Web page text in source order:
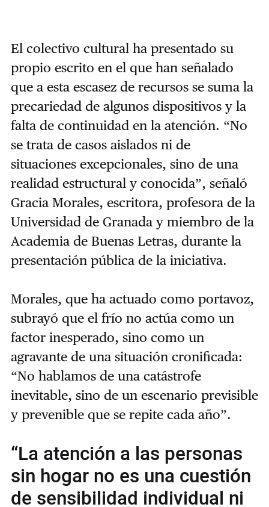
El colectivo cultural ha presentado su
propio escrito en el que han señalado
que a esta escasez de recursos se suma la
precariedad de algunos dispositivos y la
falta de continuidad en la atención. “No
se trata de casos aislados ni de
situaciones excepcionales, sino de una
realidad estructural y conocida”, señaló
Gracia Morales, escritora, profesora de la
Universidad de Granada y miembro de la
Academia de Buenas Letras, durante la
presentación pública de la iniciativa.
Morales, que ha actuado como portavoz,
subrayó que el frío no actúa como un
factor inesperado, sino como un
agravante de una situación cronificada:
“No hablamos de una catástrofe
inevitable, sino de un escenario previsible
y prevenible que se repite cada año”.
“La atención a las personas
sin hogar no es una cuestión
de sensibilidad individual ni